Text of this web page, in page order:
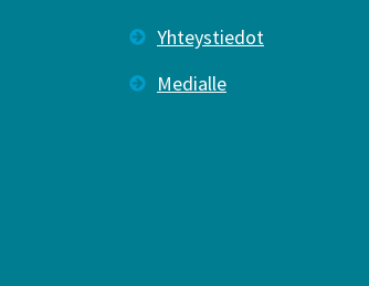
Yhteystiedot
Medialle